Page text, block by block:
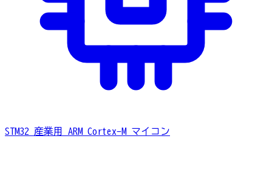
STM32 産業用 ARM Cortex-M マイコン